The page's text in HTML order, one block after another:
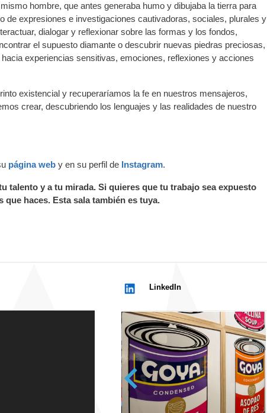
hombre, que antes generaba humo y dibujaba la tierra para
de expresiones e investigaciones cautivadoras, sociales, plurales y
dialogar y reflexionar sobre las formas y los fondos,
el supuesto diamante o descubrir nuevas piedras preciosas,
experiencias sensitivas, emociones, reflexiones y acciones
existencial y recuperaríamos la fe en nuestros mensajeros,
crear, descubriendo los lenguajes y las realidades de nuestro
página web y en su perfil de Instagram.
talento y a tu mirada. Si quieres que tu trabajo sea expuesto
haces. Esta sala también es tuya.
LinkedIn